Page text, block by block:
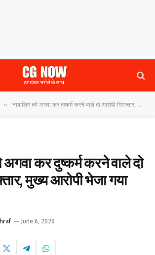
» नाबालिग को अगवा कर दुष्कर्म करने वाले दो आरोपी गिरफ्तार, मुख्य आरोपी भेजा गया जेल
अगवा कर दुष्कर्म करने वाले दो
मुख्य आरोपी भेजा गया
June 6, 2026